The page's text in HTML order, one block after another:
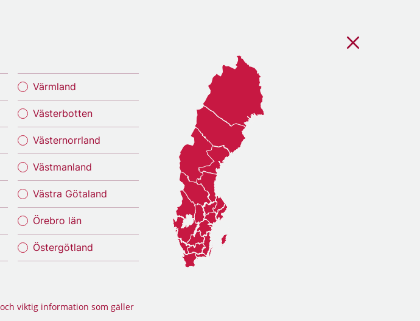
Värmland
Västerbotten
Västernorrland
Västmanland
Västra Götaland
Örebro län
Östergötland
viktig information som gäller